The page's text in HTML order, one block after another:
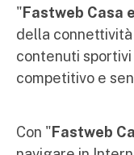
"Fastweb Casa
della
contenuti
competitivo e
Con "Fastweb